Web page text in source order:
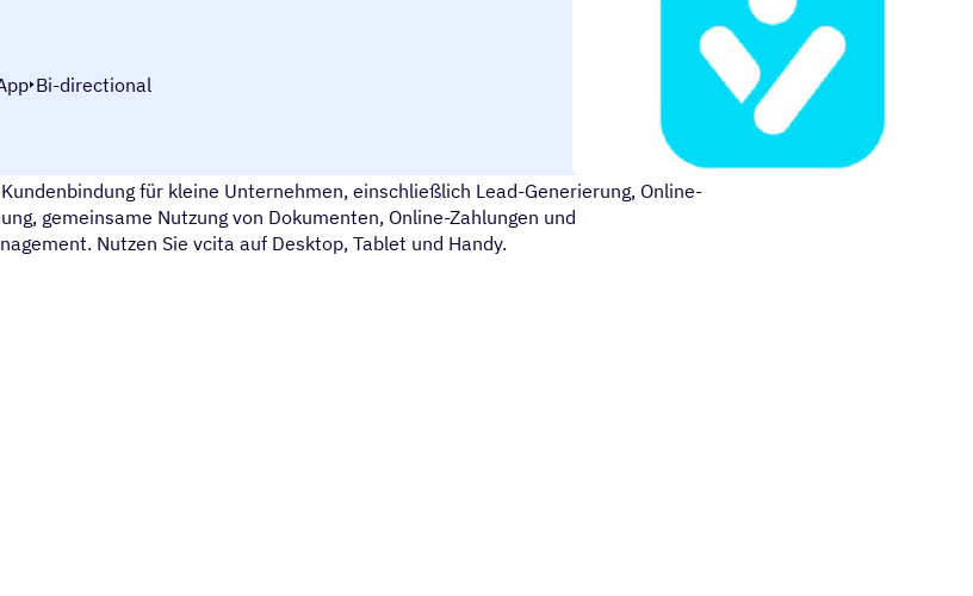
Bi-directional
mit Ihren Kunden über eine Reihe von Kanälen in Kontakt mit vcita. vcita ist eine
für kleine Unternehmen, einschließlich Lead-Generierung, Online-
gemeinsame Nutzung von Dokumenten, Online-Zahlungen und
Nutzen Sie vcita auf Desktop, Tablet und Handy.